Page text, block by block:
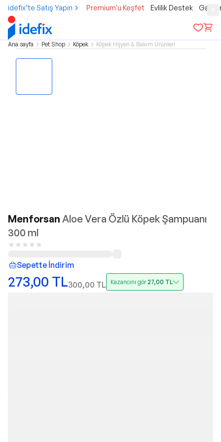
idefix’te Satış Yapın Premium'u Keşfet Evlilik Destek
Ana sayfa Pet Shop Köpek Köpek Hijyen & Bakım Ürünleri
Menforsan Aloe Vera Özlü Köpek Şampuanı
300 ml
Sepette İndirim
273,00 TL300,00 TL Kazancını gör27,00 TL